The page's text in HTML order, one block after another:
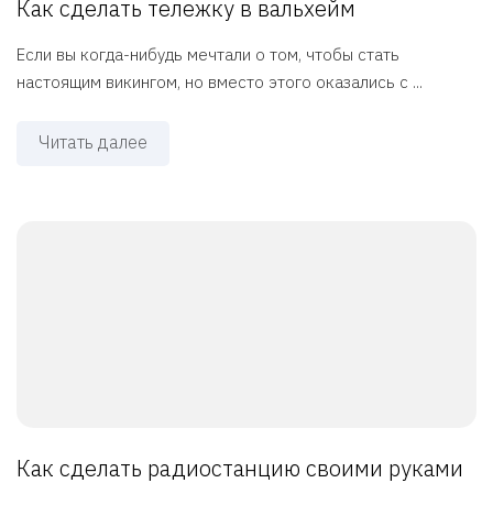
Как сделать тележку в вальхейм
Если вы когда-нибудь мечтали о том, чтобы стать
настоящим викингом, но вместо этого оказались с ...
Читать далее
Как сделать радиостанцию своими руками